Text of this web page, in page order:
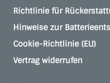
Richtlinie für
Hinweise zur
Cookie-Richtlinie (EU)
Vertrag widerrufen